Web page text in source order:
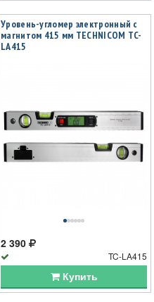
Уровень-угломер электронный с
магнитом 415 мм TECHNICOM TC-
LA415
2 390
TC-LA415
Купить